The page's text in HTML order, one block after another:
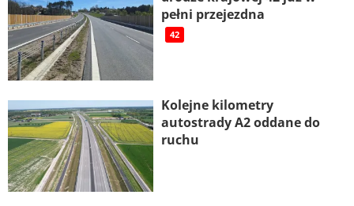
pełni przejezdna
42
Kolejne kilometry
autostrady A2 oddane do
ruchu